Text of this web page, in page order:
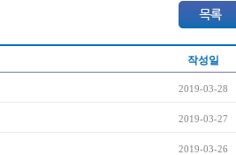
작성일
2019-03-28
2019-03-27
2019-03-26